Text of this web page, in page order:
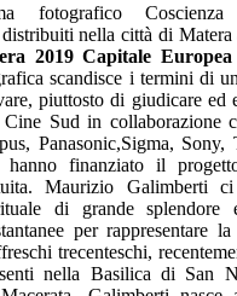
fotografico Coscienza
nella città di Matera
2019 Capitale
scandisce i termini di
piuttosto di giudicare ed
Sud in collaborazione
Panasonic,Sigma, Sony,
hanno finanziato il
Maurizio Galimberti
di grande splendore
per rappresentare
trecenteschi,
nella Basilica di San